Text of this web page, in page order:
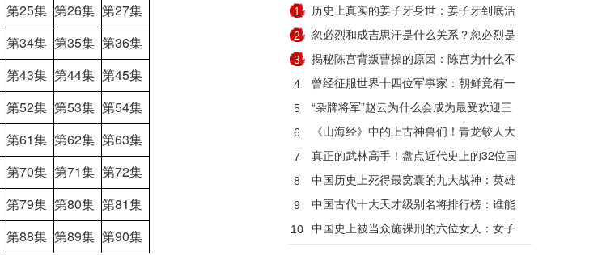
第25集 第26集 第27集
第34集 第35集 第36集
第43集 第44集 第45集
第52集 第53集 第54集
第61集 第62集 第63集
第70集 第71集 第72集
第79集 第80集 第81集
第88集 第89集 第90集
1
历史上真实的姜子牙身世：姜子牙到底活
了多少岁
2
忽必烈和成吉思汗是什么关系？忽必烈是
因何而死
3
揭秘陈宫背叛曹操的原因：陈宫为什么不
跟刘备？
4
曾经征服世界十四位军事家：朝鲜竟有一
人入选
5
“杂牌将军”赵云为什么会成为最受欢迎三
国武将？
6
《山海经》中的上古神兽们！青龙鲛人大
集合
7
真正的武林高手！盘点近代史上的32位国
术大师
8
中国历史上死得最窝囊的九大战神：英雄
无善终！
9
中国古代十大天才级别名将排行榜：谁能
当第一？
10
中国史上被当众施裸刑的六位女人：女子
裸刑秘闻